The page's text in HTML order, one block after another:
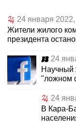
24 января
Жители жилого
президента
24
Научный
"ложном
24
В Кара-